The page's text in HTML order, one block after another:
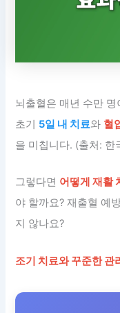
뇌출혈은 매년 수만
초기 5일 내 치료와 혈
을 미칩니다. (출처:
그렇다면 어떻게 재활
야 할까요? 재출혈 예
지 않나요?
조기 치료와 꾸준한 관